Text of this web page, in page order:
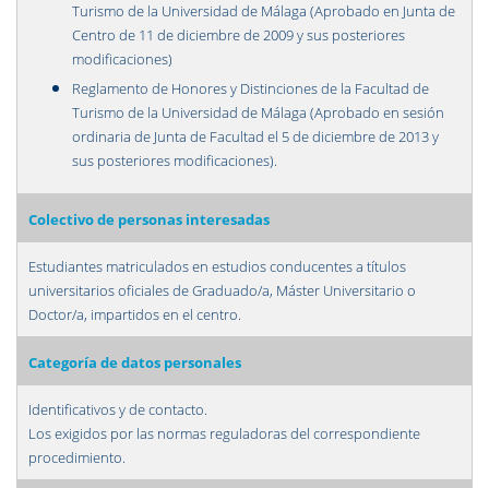
Turismo de la Universidad de Málaga (Aprobado en Junta de
Centro de 11 de diciembre de 2009 y sus posteriores
modificaciones)
Reglamento de Honores y Distinciones de la Facultad de
Turismo de la Universidad de Málaga (Aprobado en sesión
ordinaria de Junta de Facultad el 5 de diciembre de 2013 y
sus posteriores modificaciones).
Colectivo de personas interesadas
Estudiantes matriculados en estudios conducentes a títulos
universitarios oficiales de Graduado/a, Máster Universitario o
Doctor/a, impartidos en el centro.
Categoría de datos personales
Identificativos y de contacto.
Los exigidos por las normas reguladoras del correspondiente
procedimiento.